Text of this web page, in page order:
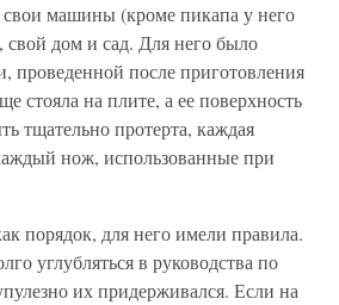
свои машины (кроме пикапа у него
дом и сад. Для него было
проведенной после приготовления
стояла на плите, а ее поверхность
тщательно протерта, каждая
нож, использованные при
порядок, для него имели правила.
углубляться в руководства по
их придерживался. Если на